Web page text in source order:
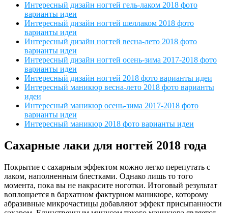
Интересный дизайн ногтей гель-лаком 2018 фото
варианты идеи
Интересный дизайн ногтей шеллаком 2018 фото
варианты идеи
Интересный дизайн ногтей весна-лето 2018 фото
варианты идеи
Интересный дизайн ногтей осень-зима 2017-2018 фото
варианты идеи
Интересный дизайн ногтей 2018 фото варианты идеи
Интересный маникюр весна-лето 2018 фото варианты
идеи
Интересный маникюр осень-зима 2017-2018 фото
варианты идеи
Интересный маникюр 2018 фото варианты идеи
Сахарные лаки для ногтей 2018 года
Покрытие с сахарным эффектом можно легко перепутать с
лаком, наполненным блестками. Однако лишь то того
момента, пока вы не накрасите ноготки. Итоговый результат
воплощается в бархатном фактурном маникюре, которому
абразивные микрочастицы добавляют эффект присыпанности